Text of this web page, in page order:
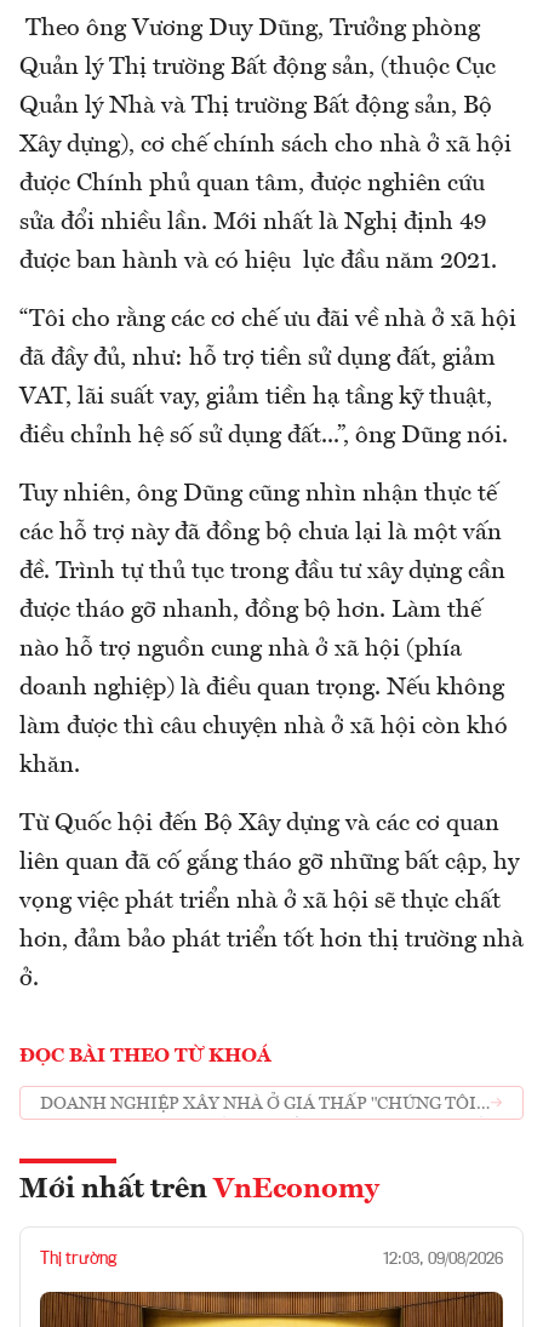
Theo ông Vương Duy Dũng, Trưởng phòng
Quản lý Thị trường Bất động sản, (thuộc Cục
Quản lý Nhà và Thị trường Bất động sản, Bộ
Xây dựng), cơ chế chính sách cho nhà ở xã hội
được Chính phủ quan tâm, được nghiên cứu
sửa đổi nhiều lần. Mới nhất là Nghị định 49
được ban hành và có hiệu lực đầu năm 2021.
“Tôi cho rằng các cơ chế ưu đãi về nhà ở xã hội
đã đầy đủ, như: hỗ trợ tiền sử dụng đất, giảm
VAT, lãi suất vay, giảm tiền hạ tầng kỹ thuật,
điều chỉnh hệ số sử dụng đất...”, ông Dũng nói.
Tuy nhiên, ông Dũng cũng nhìn nhận thực tế
các hỗ trợ này đã đồng bộ chưa lại là một vấn
đề. Trình tự thủ tục trong đầu tư xây dựng cần
được tháo gỡ nhanh, đồng bộ hơn. Làm thế
nào hỗ trợ nguồn cung nhà ở xã hội (phía
doanh nghiệp) là điều quan trọng. Nếu không
làm được thì câu chuyện nhà ở xã hội còn khó
khăn.
Từ Quốc hội đến Bộ Xây dựng và các cơ quan
liên quan đã cố gắng tháo gỡ những bất cập, hy
vọng việc phát triển nhà ở xã hội sẽ thực chất
hơn, đảm bảo phát triển tốt hơn thị trường nhà
ở.
ĐỌC BÀI THEO TỪ KHOÁ
DOANH NGHIỆP XÂY NHÀ Ở GIÁ THẤP "CHÚNG TÔI
Mới nhất trên VnEconomy
Thị trường 12:03, 09/08/2026